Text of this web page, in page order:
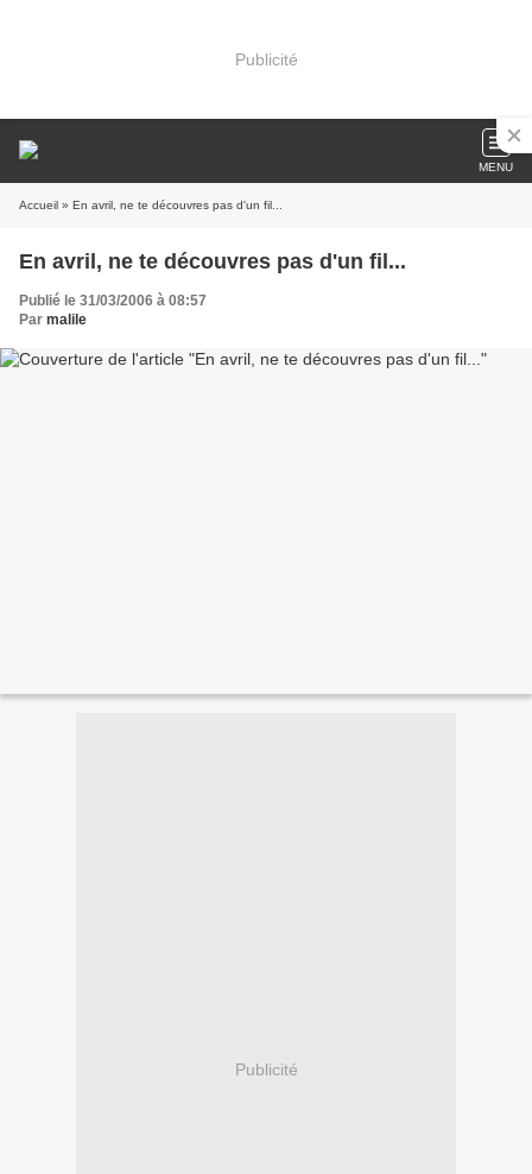
Publicité
MENU
Accueil » En avril, ne te découvres pas d'un fil...
En avril, ne te découvres pas d'un fil...
Publié le 31/03/2006 à 08:57
Par malile
Publicité